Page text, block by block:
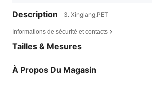
Description 3. Xinglang,PET
Informations de sécurité et contacts
Tailles & Mesures
À Propos Du Magasin
4,93
4,93
385